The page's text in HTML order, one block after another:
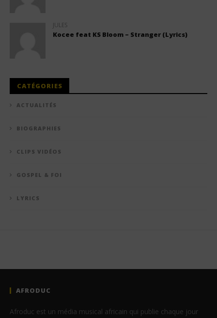
JULES
Kocee feat KS Bloom – Stranger (Lyrics)
CATÉGORIES
ACTUALITÉS
BIOGRAPHIES
CLIPS VIDÉOS
GOSPEL & FOI
LYRICS
AFRODUC
Afroduc est un média musical africain qui publie chaque jour